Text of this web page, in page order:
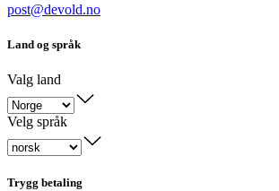
post@devold.no
Land og språk
Valg land
Velg språk
Trygg betaling